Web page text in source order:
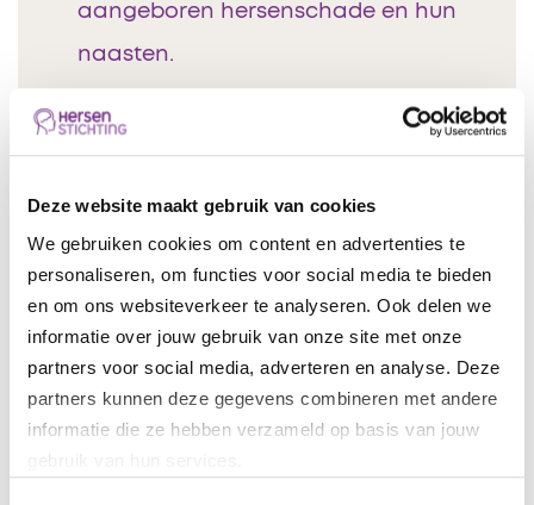
Deze website maakt gebruik van cookies
We gebruiken cookies om content en advertenties te
personaliseren, om functies voor social media te bieden
en om ons websiteverkeer te analyseren. Ook delen we
informatie over jouw gebruik van onze site met onze
partners voor social media, adverteren en analyse. Deze
partners kunnen deze gegevens combineren met andere
informatie die ze hebben verzameld op basis van jouw
gebruik van hun services.
aangeboren hersenschade en hun
naasten.
wonen en werken met hersenletsel.
Lopende onderzoeken naar
beroerte